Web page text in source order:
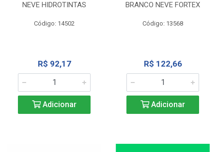
NEVE HIDROTINTAS
Código: 14502
R$ 92,17
Adicionar
BRANCO NEVE FORTEX
Código: 13568
R$ 122,66
Adicionar